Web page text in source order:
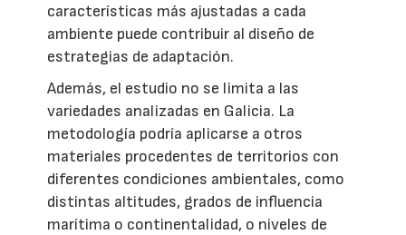
características más ajustadas a cada
ambiente puede contribuir al diseño de
estrategias de adaptación.
Además, el estudio no se limita a las
variedades analizadas en Galicia. La
metodología podría aplicarse a otros
materiales procedentes de territorios con
diferentes condiciones ambientales, como
distintas altitudes, grados de influencia
marítima o continentalidad, o niveles de